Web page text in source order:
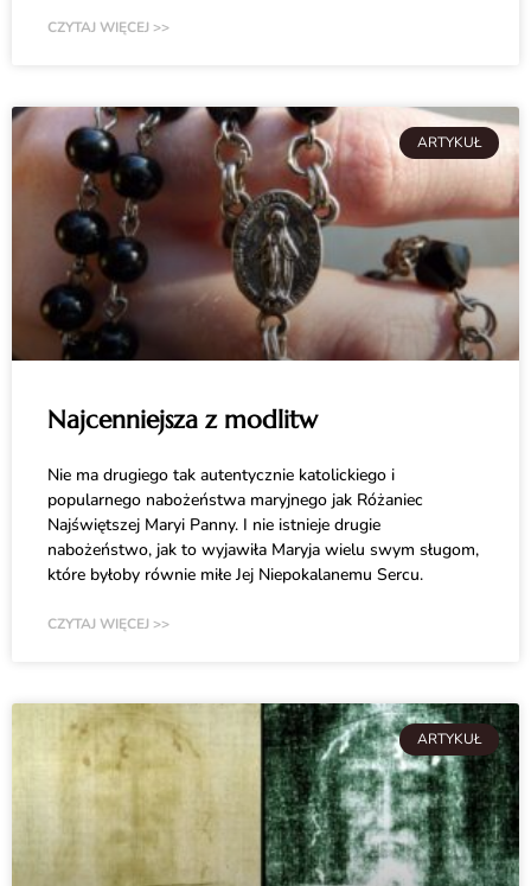
CZYTAJ WIĘCEJ >>
ARTYKUŁ
Najcenniejsza z modlitw
Nie ma drugiego tak autentycznie katolickiego i
popularnego nabożeństwa maryjnego jak Różaniec
Najświętszej Maryi Panny. I nie istnieje drugie
nabożeństwo, jak to wyjawiła Maryja wielu swym sługom,
które byłoby równie miłe Jej Niepokalanemu Sercu.
CZYTAJ WIĘCEJ >>
ARTYKUŁ